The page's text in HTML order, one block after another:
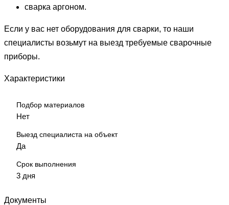
сварка аргоном.
Если у вас нет оборудования для сварки, то наши
специалисты возьмут на выезд требуемые сварочные
приборы.
Характеристики
Подбор материалов
Нет
Выезд специалиста на объект
Да
Срок выполнения
3 дня
Документы